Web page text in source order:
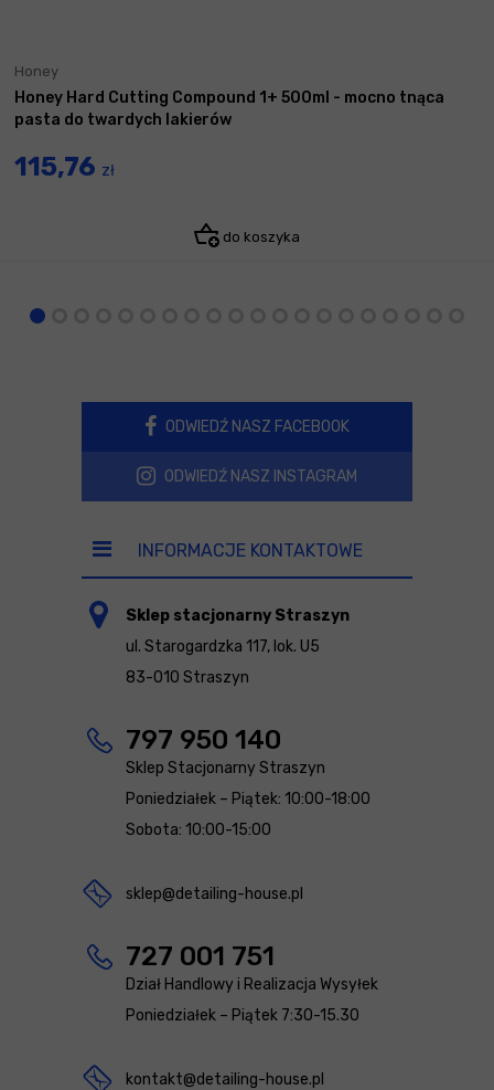
Honey
Honey Hard Cutting Compound 1+ 500ml - mocno tnąca
pasta do twardych lakierów
115,76 zł
do koszyka
ODWIEDŹ NASZ FACEBOOK
ODWIEDŹ NASZ INSTAGRAM
INFORMACJE KONTAKTOWE
Sklep stacjonarny Straszyn
ul. Starogardzka 117, lok. U5
83-010 Straszyn
797 950 140
Sklep Stacjonarny Straszyn
Poniedziałek – Piątek: 10:00-18:00
Sobota: 10:00-15:00
sklep@detailing-house.pl
727 001 751
Dział Handlowy i Realizacja Wysyłek
Poniedziałek – Piątek 7:30-15.30
kontakt@detailing-house.pl